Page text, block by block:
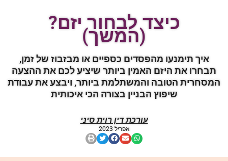
כיצד לבחור יזם?
(המשך)
איך תימנעו מהפסדים כספיים או מבזבוז של זמן,
תבחרו את היזם האמין ביותר שיציע לכם את ההצעה
המסחרית הטובה והמשתלמת ביותר, ויבצע את עבודת
שיפוץ הבניין בצורה הכי איכותית
עורכת דין רוית סיני
אפריל 2023